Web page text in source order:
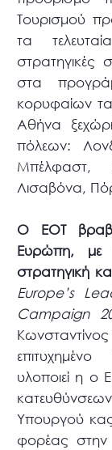
Τουρισμού
τα
στρατηγικές
στα
κορυφαίων
Αθήνα
πόλεων:
Μπέλφαστ,
Λισαβόνα,
Ο ΕΟΤ
Ευρώπη, με
στρατηγική
Europe’s
Campaign
υλοποιεί η ο
Yπουργού
φορέας στην